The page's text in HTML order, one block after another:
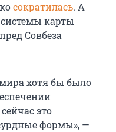
сократилась. А
системы карты
Совбеза
хотя бы было
это
формы», —